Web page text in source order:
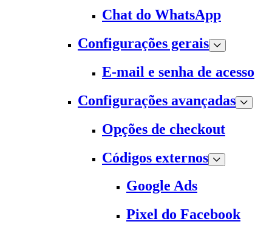
Chat do WhatsApp
Configurações gerais
E-mail e senha de acesso
Configurações avançadas
Opções de checkout
Códigos externos
Google Ads
Pixel do Facebook